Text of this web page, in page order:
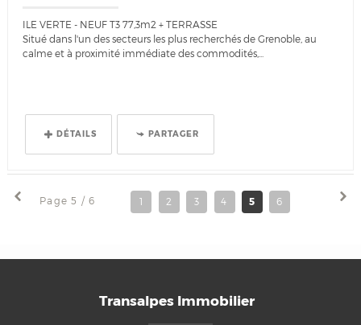
ILE VERTE - NEUF T3 77,3m2 + TERRASSE
Situé dans l'un des secteurs les plus recherchés de Grenoble, au
calme et à proximité immédiate des commodités,...
DÉTAILS PARTAGER
Page 5 / 6 1 2 3 4 5 6
Transalpes Immobilier